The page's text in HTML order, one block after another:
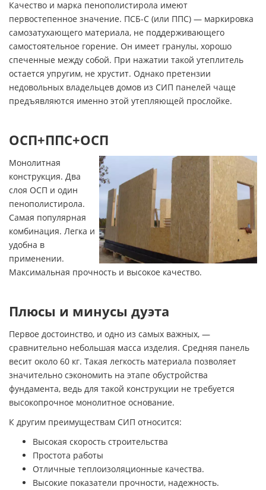
Качество и марка пенополистирола имеют
первостепенное значение. ПСБ-С (или ППС) — маркировка
самозатухающего материала, не поддерживающего
самостоятельное горение. Он имеет гранулы, хорошо
спеченные между собой. При нажатии такой утеплитель
остается упругим, не хрустит. Однако претензии
недовольных владельцев домов из СИП панелей чаще
предъявляются именно этой утепляющей прослойке.
ОСП+ППС+ОСП
Монолитная
конструкция. Два
слоя ОСП и один
пенополистирола.
Самая популярная
комбинация. Легка и
удобна в
применении.
Максимальная прочность и высокое качество.
Плюсы и минусы дуэта
Первое достоинство, и одно из самых важных, —
сравнительно небольшая масса изделия. Средняя панель
весит около 60 кг. Такая легкость материала позволяет
значительно сэкономить на этапе обустройства
фундамента, ведь для такой конструкции не требуется
высокопрочное монолитное основание.
К другим преимуществам СИП относится:
Высокая скорость строительства
Простота работы
Отличные теплоизоляционные качества.
Высокие показатели прочности, надежность.